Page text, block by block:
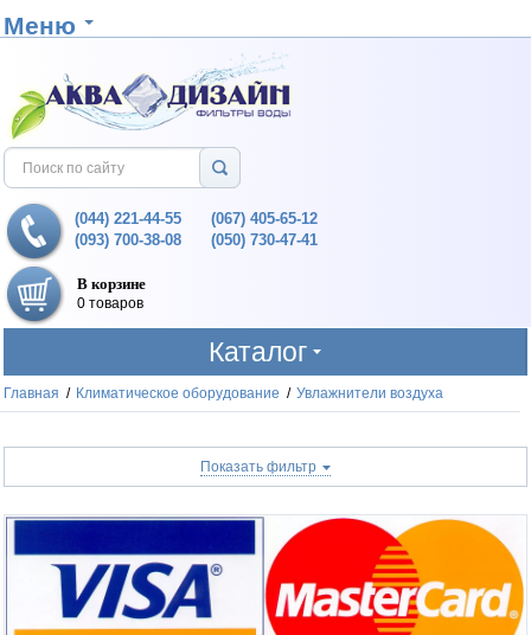
Меню
(044) 221-44-55
(093) 700-38-08
(067) 405-65-12
(050) 730-47-41
В корзине
0 товаров
Каталог
Главная / Климатическое оборудование / Увлажнители воздуха
Показать фильтр